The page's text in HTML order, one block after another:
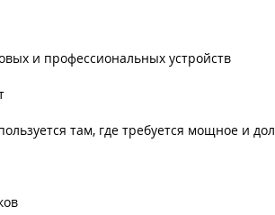
и профессиональных устройств
там, где требуется мощное и